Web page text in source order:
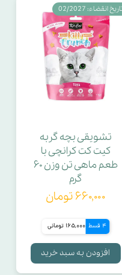
تشویقی بچه گربه
کیت کت کرانچی با
طعم ماهی تن وزن ۶۰
گرم
۶۶۰,۰۰۰ تومان
4 قسط 165,000 تومانی
افزودن به سبد خرید
انقضاء: 02/2027